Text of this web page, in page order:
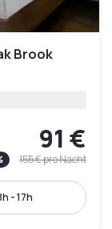
Brook
91 €
155 €pro Nacht
- 17h